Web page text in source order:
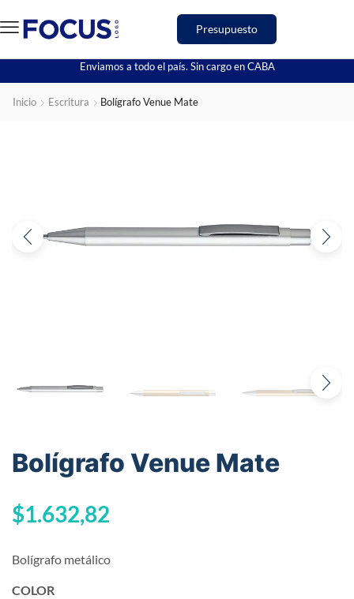
Presupuesto
Enviamos a todo el país. Sin cargo en CABA
Inicio Escritura Bolígrafo Venue Mate
Bolígrafo Venue Mate
$1.632,82
Bolígrafo metálico
COLOR